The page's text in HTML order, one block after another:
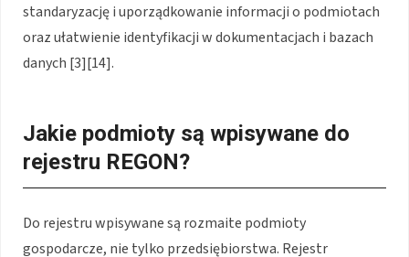
standaryzację i uporządkowanie informacji o podmiotach
oraz ułatwienie identyfikacji w dokumentacjach i bazach
danych [3][14].
Jakie podmioty są wpisywane do
rejestru REGON?
Do rejestru wpisywane są rozmaite podmioty
gospodarcze, nie tylko przedsiębiorstwa. Rejestr